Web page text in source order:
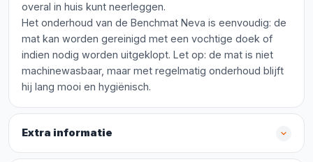
overal in huis kunt neerleggen.
Het onderhoud van de Benchmat Neva is eenvoudig: de
mat kan worden gereinigd met een vochtige doek of
indien nodig worden uitgeklopt. Let op: de mat is niet
machinewasbaar, maar met regelmatig onderhoud blijft
hij lang mooi en hygiënisch.
Extra informatie